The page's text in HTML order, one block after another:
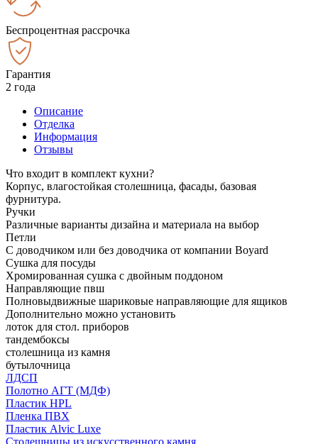
Беспроцентная рассрочка
Гарантия
2 года
Описание
Отделка
Информация
Отзывы
Что входит в комплект кухни?
Корпус, влагостойкая столешница, фасады, базовая
фурнитура.
Ручки
Различные варианты дизайна и материала на выбор
Петли
С доводчиком или без доводчика от компании Boyard
Сушка для посуды
Хромированная сушка с двойным поддоном
Направляющие пвш
Полновыдвижные шариковые направляющие для ящиков
Дополнительно можно установить
лоток для стол. приборов
тандембоксы
столешница из камня
бутылочница
ЛДСП
Полотно АГТ (МДФ)
Пластик HPL
Пленка ПВХ
Пластик Alvic Luxe
Столешницы из искусственного камня